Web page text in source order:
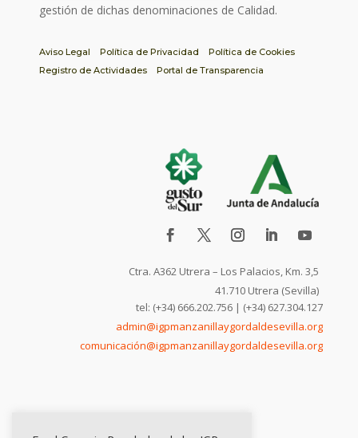
gestión de dichas denominaciones de Calidad.
Aviso Legal Política de Privacidad
Política de Cookies
Registro de Actividades
Portal de Transparencia
Ctra. A362 Utrera – Los Palacios, Km. 3,5
41.710 Utrera (Sevilla)
tel: (+34) 666.202.756 | (+34) 627.304.127
admin@igpmanzanillaygordaldesevilla.org
comunicación@igpmanzanillaygordaldesevilla.org